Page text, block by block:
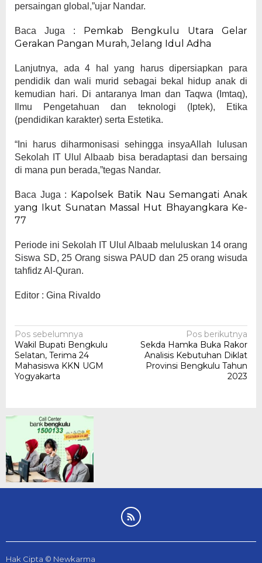
persaingan global,”ujar Nandar.
Baca Juga : Pemkab Bengkulu Utara Gelar
Gerakan Pangan Murah, Jelang Idul Adha
Lanjutnya, ada 4 hal yang harus dipersiapkan para
pendidik dan wali murid sebagai bekal hidup anak di
kemudian hari. Di antaranya Iman dan Taqwa (Imtaq),
Ilmu Pengetahuan dan teknologi (Iptek), Etika
(pendidikan karakter) serta Estetika.
“Ini harus diharmonisasi sehingga insyaAllah lulusan
Sekolah IT Ulul Albaab bisa beradaptasi dan bersaing
di mana pun berada,”tegas Nandar.
Baca Juga : Kapolsek Batik Nau Semangati Anak
yang Ikut Sunatan Massal Hut Bhayangkara Ke-
77
Periode ini Sekolah IT Ulul Albaab meluluskan 14 orang
Siswa SD, 25 Orang siswa PAUD dan 25 orang wisuda
tahfidz Al-Quran.
Editor : Gina Rivaldo
Navigasi
pos
Pos sebelumnya
Wakil Bupati Bengkulu
Selatan, Terima 24
Mahasiswa KKN UGM
Yogyakarta
Pos berikutnya
Sekda Hamka Buka Rakor
Analisis Kebutuhan Diklat
Provinsi Bengkulu Tahun
2023
Hak Cipta © Newkarma